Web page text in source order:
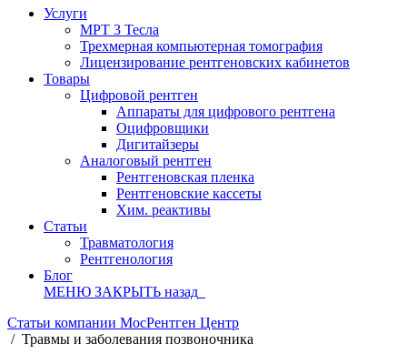
Услуги
МРТ 3 Тесла
Трехмерная компьютерная томография
Лицензирование рентгеновских кабинетов
Товары
Цифровой рентген
Аппараты для цифрового рентгена
Оцифровщики
Дигитайзеры
Аналоговый рентген
Рентгеновская пленка
Рентгеновские кассеты
Хим. реактивы
Статьи
Травматология
Рентгенология
Блог
МЕНЮ ЗАКРЫТЬ назад
Статьи компании МосРентген Центр
/ Травмы и заболевания позвоночника